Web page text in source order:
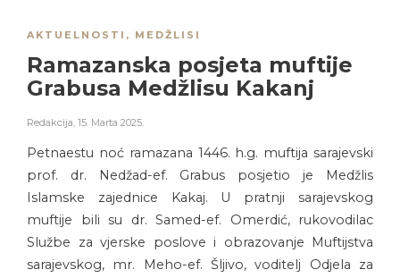
AKTUELNOSTI , MEDŽLISI
Ramazanska posjeta muftije
Grabusa Medžlisu Kakanj
Redakcija, 15. Marta 2025.
Petnaestu noć ramazana 1446. h.g. muftija sarajevski
prof. dr. Nedžad-ef. Grabus posjetio je Medžlis
Islamske zajednice Kakaj. U pratnji sarajevskog
muftije bili su dr. Samed-ef. Omerdić, rukovodilac
Službe za vjerske poslove i obrazovanje Muftijstva
sarajevskog, mr. Meho-ef. Šljivo, voditelj Odjela za